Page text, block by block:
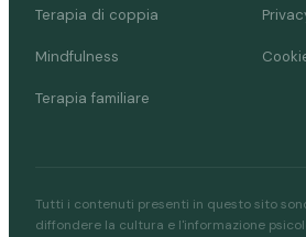
Terapia di coppia
Mindfulness
Terapia familiare
Tutti i contenuti presenti in questo sito
diffondere la cultura e l'informazione